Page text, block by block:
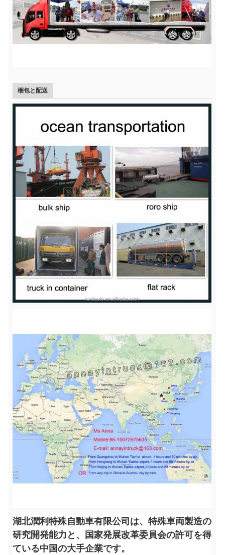
梱包と配送
湖北潤利特殊自動車有限公司は、特殊車両製造の
研究開発能力と、国家発展改革委員会の許可を得
ている中国の大手企業です。